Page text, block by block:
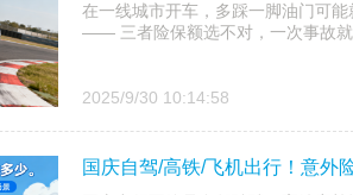
在一线城市开车，多踩一脚油门可
—— 三者险保额选不对，一次事故
2025/9/30 10:14:58
国庆自驾/高铁/飞机出行！意外